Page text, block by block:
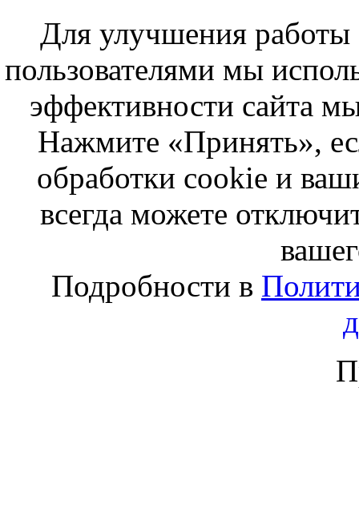
Для улучшения работы
пользователями мы
эффективности сайта
Нажмите «Принять»,
обработки cookie и
всегда можете
Подробности в